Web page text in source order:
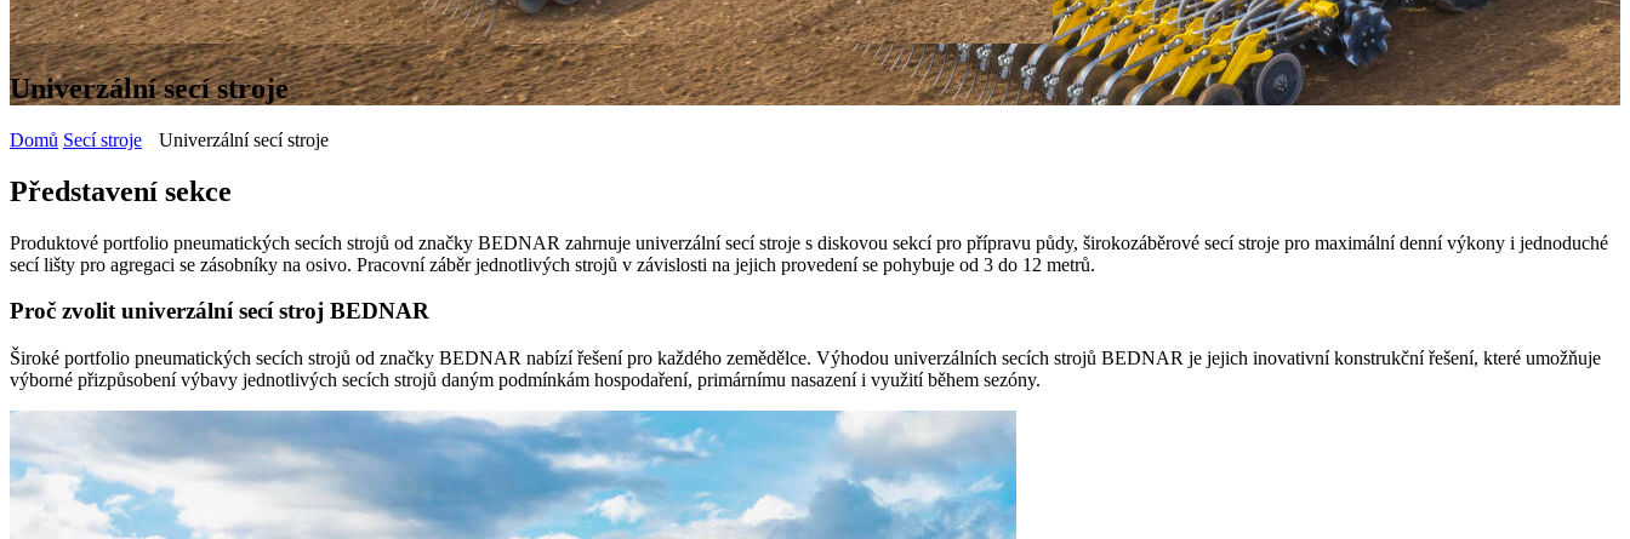
Univerzální secí stroje
Domů Secí stroje Univerzální secí stroje
Představení sekce
Produktové portfolio pneumatických secích strojů od značky BEDNAR zahrnuje univerzální secí stroje s diskovou sekcí pro přípravu půdy, širokozáběrové secí stroje pro maximální denní výkony i jednoduché
secí lišty pro agregaci se zásobníky na osivo. Pracovní záběr jednotlivých strojů v závislosti na jejich provedení se pohybuje od 3 do 12 metrů.
Proč zvolit univerzální secí stroj BEDNAR
Široké portfolio pneumatických secích strojů od značky BEDNAR nabízí řešení pro každého zemědělce. Výhodou univerzálních secích strojů BEDNAR je jejich inovativní konstrukční řešení, které umožňuje
výborné přizpůsobení výbavy jednotlivých secích strojů daným podmínkám hospodaření, primárnímu nasazení i využití během sezóny.